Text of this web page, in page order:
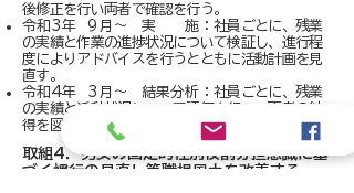
後修正を行い両者で確認を行う。
令和3年 9月～ 実 施： 社員ごとに、残業
の実績と作業の進捗状況について検証し、進行程
度によりアドバイスを行うとともに活動計画を見
直す。
令和4年 3月～ 結果分析： 社員ごとに、残業
の実績と活動状況について評価を行い、両者の納
得を図る。
​取組4．男女の固定的性別役割分担意識に基
づく慣行の見直し等職場風土を改善する